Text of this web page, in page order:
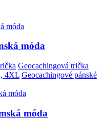
móda
Geocachingová trička
4XL Geocachingové pánské
móda